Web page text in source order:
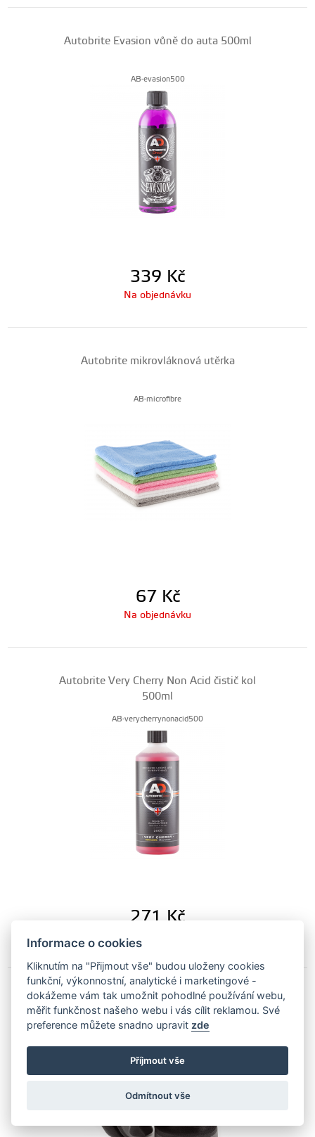
Informace o cookies
Kliknutím na "Přijmout vše" budou uloženy cookies
funkční, výkonnostní, analytické i marketingové -
dokážeme vám tak umožnit pohodlné používání webu,
měřit funkčnost našeho webu i vás cílit reklamou. Své
preference můžete snadno upravit zde
Příjmout vše
Odmítnout vše
Autobrite Evasion vůně do auta 500ml
AB-evasion500
339 Kč
Na objednávku
Autobrite mikrovláknová utěrka
AB-microfibre
67 Kč
Na objednávku
Autobrite Very Cherry Non Acid čistič kol
500ml
AB-verycherrynonacid500
271 Kč
Na objednávku
Autobrite Tyre Dressing Waffle aplikátor na
gumy